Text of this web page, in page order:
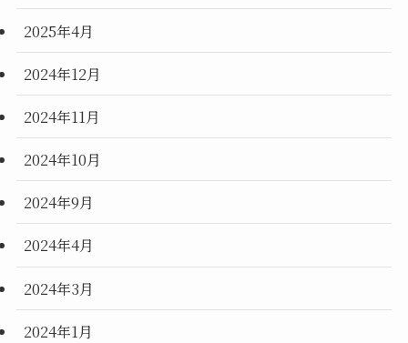
2025年4月
2024年12月
2024年11月
2024年10月
2024年9月
2024年4月
2024年3月
2024年1月